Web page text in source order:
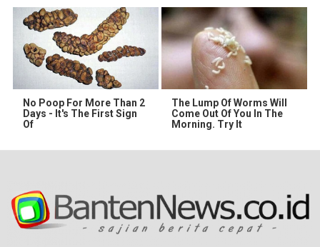
No Poop For More Than 2
Days - It's The First Sign
Of
The Lump Of Worms Will
Come Out Of You In The
Morning. Try It